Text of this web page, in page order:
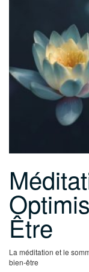
Être
La méditation et le
bien-être